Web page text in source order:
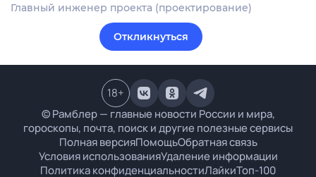
Главный инженер проекта (проектирование)
Откликнуться
© Рамблер — главные новости России и мира,
гороскопы, почта, поиск и другие полезные сервисы
Полная версияПомощьОбратная связь
Условия использованияУдаление информации
Политика конфиденциальностиЛайкиТоп-100
18+